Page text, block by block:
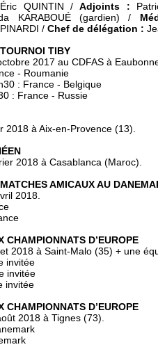
Éric QUINTIN / Adjoints :
KARABOUÉ (gardien) /
/ Chef de délégation :
TIBY
2017 au CDFAS à
- Roumanie
: France - Belgique
: France - Russie
2018 à Aix-en-Provence (13).
2018 à Casablanca (Maroc).
AMICAUX AU
2018.
CHAMPIONNATS D’EUROPE
2018 à Saint-Malo (35) + une
invitée
invitée
invitée
CHAMPIONNATS D’EUROPE
2018 à Tignes (73).